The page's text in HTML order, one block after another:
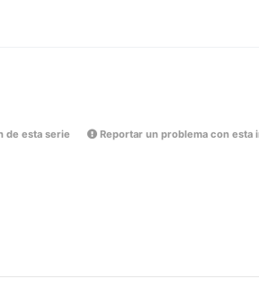
de esta serie Reportar un problema con esta